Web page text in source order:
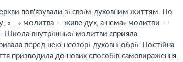
пов'язували зі своїм духовним життям. По
«... є молитва -- живе дух, а немає молитви --
Школа внутрішньої молитви сприяла
перед нею неозорі духовні обрії. Постійна
призводила до нових способів самовираження.